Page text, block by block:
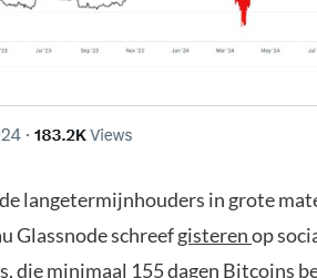
langetermijnhouders in grote
Glassnode schreefgisterenop
die minimaal 155 dagen Bitcoins